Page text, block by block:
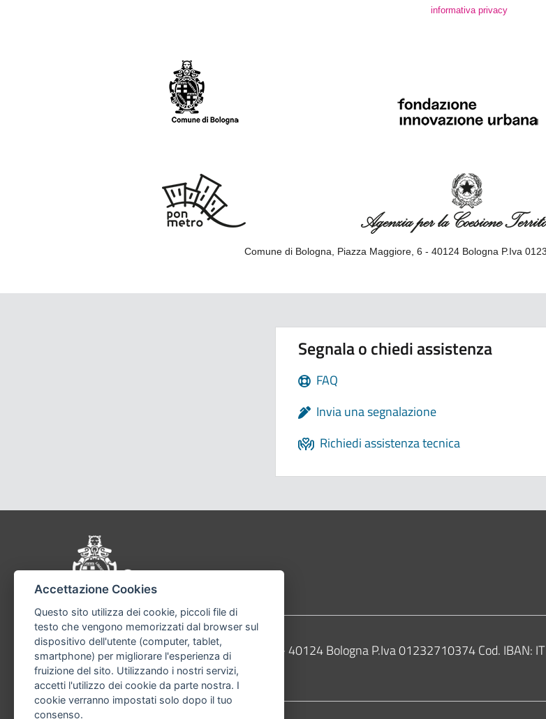
informativa privacy
Comune di Bologna, Piazza Maggiore, 6 - 40124 Bologna P.Iva
Segnala o chiedi assistenza
FAQ
Invia una segnalazione
Richiedi assistenza tecnica
Pié di pagina di Comune di Bologna
Contatti
Comune di Bologna, Piazza Maggiore, 6 - 40124 Bologna P.Iva 01232710374 Cod.
Telefono:051203040
Accettazione Cookies
Questo sito utilizza dei cookie, piccoli file di
testo che vengono memorizzati dal browser sul
dispositivo dell'utente (computer, tablet,
smartphone) per migliorare l'esperienza di
fruizione del sito. Utilizzando i nostri servizi,
accetti l'utilizzo dei cookie da parte nostra. I
cookie verranno impostati solo dopo il tuo
consenso.